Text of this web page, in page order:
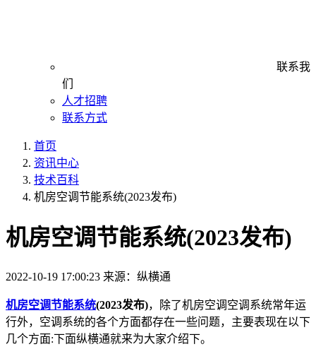
联系我
们
人才招聘
联系方式
首页
资讯中心
技术百科
机房空调节能系统(2023发布)
机房空调节能系统(2023发布)
2022-10-19 17:00:23 来源：纵横通
机房空调节能系统(2023发布)，除了机房空调空调系统常年运
行外，空调系统的各个方面都存在一些问题，主要表现在以下
几个方面:下面纵横通就来为大家介绍下。